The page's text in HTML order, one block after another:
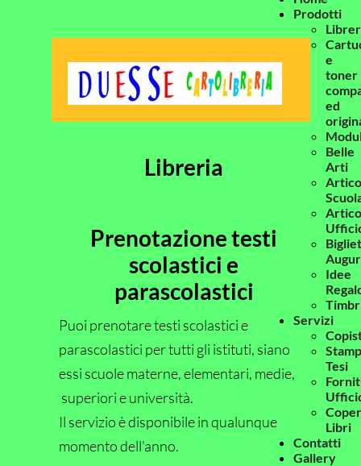
Libreria
Prenotazione testi
scolastici e
parascolastici
Puoi prenotare testi scolastici e
parascolastici per tutti gli istituti, siano
essi scuole materne, elementari, medie,
superiori e università.
Il servizio è disponibile in qualunque
momento dell'anno.
Prodotti
e
toner
ed
Belle
Arti
Idee
Servizi
Tesi
Libri
Contatti
Gallery